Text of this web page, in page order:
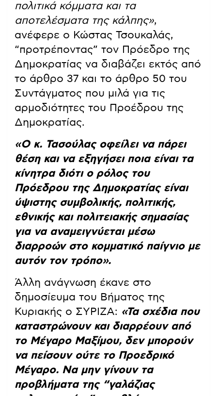
πολιτικά κόμματα και τα
αποτελέσματα της κάλπης»,
ανέφερε ο Κώστας Τσουκαλάς,
“προτρέποντας” τον Πρόεδρο της
Δημοκρατίας να διαβάζει εκτός από
το άρθρο 37 και το άρθρο 50 του
Συντάγματος που μιλά για τις
αρμοδιότητες του Προέδρου της
Δημοκρατίας.
«Ο κ. Τασούλας οφείλει να πάρει
θέση και να εξηγήσει ποια είναι τα
κίνητρα διότι ο ρόλος του
Πρόεδρου της Δημοκρατίας είναι
ύψιστης συμβολικής, πολιτικής,
εθνικής και πολιτειακής σημασίας
για να αναμειγνύεται μέσω
διαρροών στο κομματικό παίγνιο με
αυτόν τον τρόπο».
Άλλη ανάγνωση έκανε στο
δημοσίευμα του Βήματος της
Κυριακής ο ΣΥΡΙΖΑ: «Τα σχέδια που
καταστρώνουν και διαρρέουν από
το Μέγαρο Μαξίμου, δεν μπορούν
να πείσουν ούτε το Προεδρικό
Μέγαρο. Να μην γίνουν τα
προβλήματα της “γαλάζιας